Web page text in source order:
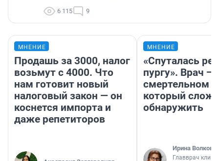
6 115 9
МНЕНИЕ
Продашь за 3000, налог
возьмут с 4000. Что
нам готовит новый
налоговый закон — он
коснется импорта и
даже репетиторов
МНЕНИЕ
«Спуталась
пургу». Врач —
смертельном
который
обнаружить
Ирина Волкова
Главврач